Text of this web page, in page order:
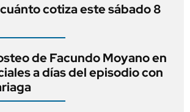
cotiza este sábado 8
de Facundo Moyano en
a días del episodio con